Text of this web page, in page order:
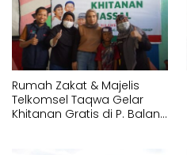
Rumah Zakat & Majelis
Telkomsel Taqwa Gelar
Khitanan Gratis di P. Balang